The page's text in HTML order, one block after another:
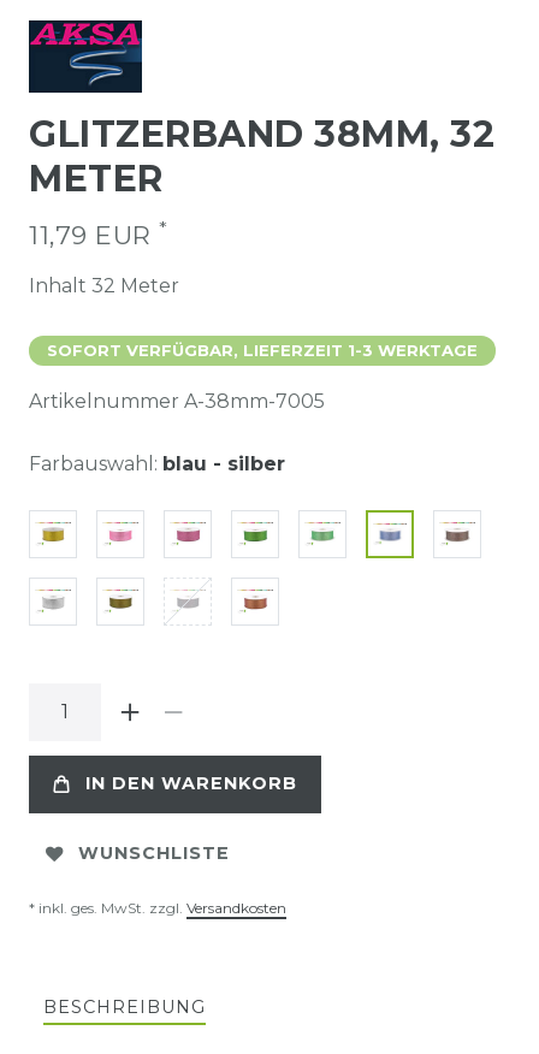
GLITZERBAND 38MM, 32
METER
11,79 EUR *
Inhalt 32 Meter
SOFORT VERFÜGBAR, LIEFERZEIT 1-3 WERKTAGE
Artikelnummer A-38mm-7005
Farbauswahl: blau - silber
IN DEN WARENKORB
WUNSCHLISTE
* inkl. ges. MwSt. zzgl. Versandkosten
BESCHREIBUNG